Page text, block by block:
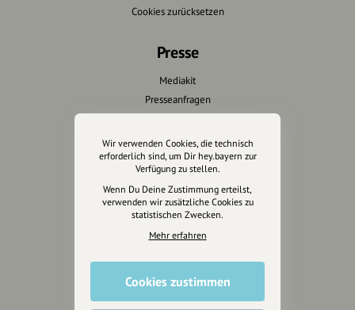
Cookies zurücksetzen
Presse
Mediakit
Presseanfragen
Wir unterstützen Euch
Fotografie & mehr
Marketing
Anakin Design
Wir verwenden Cookies, die technisch
erforderlich sind, um Dir hey.bayern zur
Verfügung zu stellen.
Wenn Du Deine Zustimmung erteilst,
verwenden wir zusätzliche Cookies zu
statistischen Zwecken.
Mehr erfahren
Cookies zustimmen